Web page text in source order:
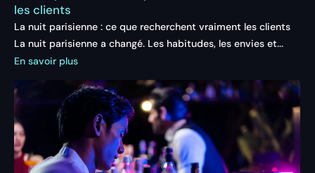
les clients
La nuit parisienne : ce que recherchent vraiment les clients
La nuit parisienne a changé. Les habitudes, les envies et...
En savoir plus